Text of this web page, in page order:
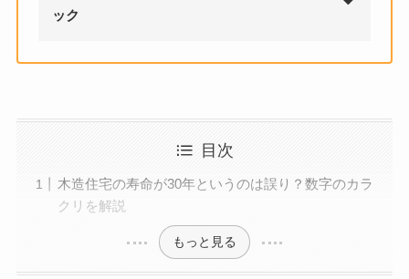
ック
目次
木造住宅の寿命が30年というのは誤り？数字のカラ
クリを解説
もっと見る